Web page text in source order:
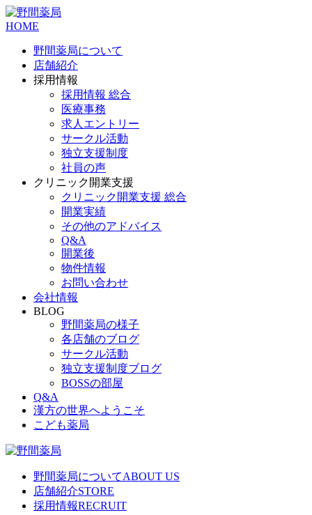
HOME
野間薬局について
店舗紹介
採用情報
採用情報 総合
医療事務
求人エントリー
サークル活動
独立支援制度
社員の声
クリニック開業支援
クリニック開業支援 総合
開業実績
その他のアドバイス
Q&A
開業後
物件情報
お問い合わせ
会社情報
BLOG
野間薬局の様子
各店舗のブログ
サークル活動
独立支援制度ブログ
BOSSの部屋
Q&A
漢方の世界へようこそ
こども薬局
野間薬局についてABOUT US
店舗紹介STORE
採用情報RECRUIT